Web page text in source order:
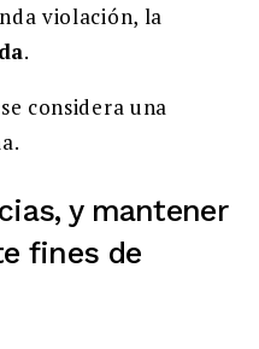
violación, la
.
considera una
y mantener
fines de